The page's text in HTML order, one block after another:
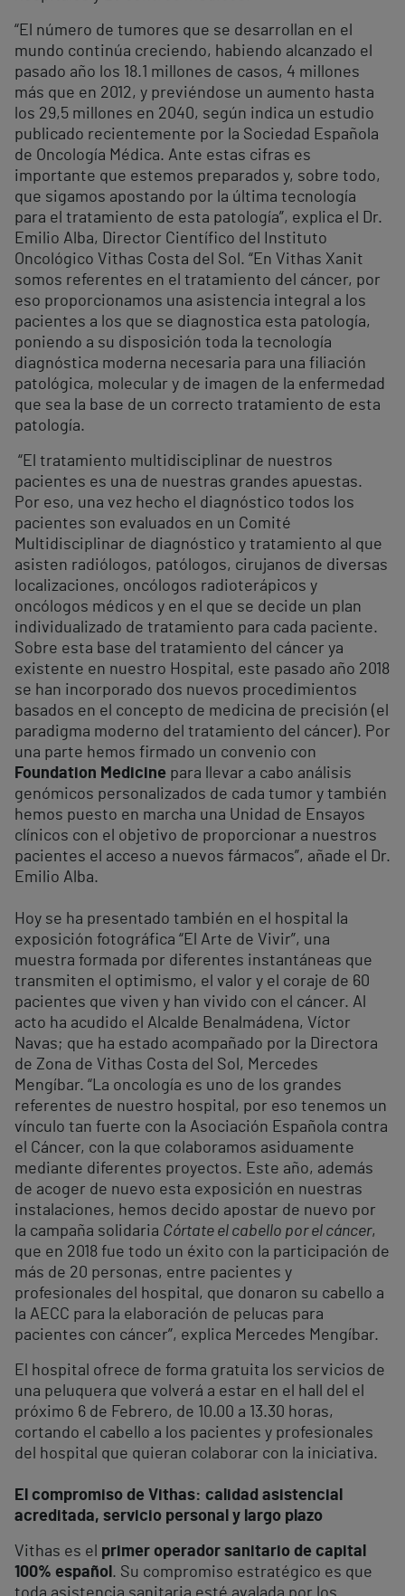
“El número de tumores que se desarrollan en el
mundo continúa creciendo, habiendo alcanzado el
pasado año los 18.1 millones de casos, 4 millones
más que en 2012, y previéndose un aumento hasta
los 29,5 millones en 2040, según indica un estudio
publicado recientemente por la Sociedad Española
de Oncología Médica. Ante estas cifras es
importante que estemos preparados y, sobre todo,
que sigamos apostando por la última tecnología
para el tratamiento de esta patología”, explica el Dr.
Emilio Alba, Director Científico del Instituto
Oncológico Vithas Costa del Sol. “En Vithas Xanit
somos referentes en el tratamiento del cáncer, por
eso proporcionamos una asistencia integral a los
pacientes a los que se diagnostica esta patología,
poniendo a su disposición toda la tecnología
diagnóstica moderna necesaria para una filiación
patológica, molecular y de imagen de la enfermedad
que sea la base de un correcto tratamiento de esta
patología.
“El tratamiento multidisciplinar de nuestros
pacientes es una de nuestras grandes apuestas.
Por eso, una vez hecho el diagnóstico todos los
pacientes son evaluados en un Comité
Multidisciplinar de diagnóstico y tratamiento al que
asisten radiólogos, patólogos, cirujanos de diversas
localizaciones, oncólogos radioterápicos y
oncólogos médicos y en el que se decide un plan
individualizado de tratamiento para cada paciente.
Sobre esta base del tratamiento del cáncer ya
existente en nuestro Hospital, este pasado año 2018
se han incorporado dos nuevos procedimientos
basados en el concepto de medicina de precisión (el
paradigma moderno del tratamiento del cáncer). Por
una parte hemos firmado un convenio con
Foundation Medicine para llevar a cabo análisis
genómicos personalizados de cada tumor y también
hemos puesto en marcha una Unidad de Ensayos
clínicos con el objetivo de proporcionar a nuestros
pacientes el acceso a nuevos fármacos”, añade el Dr.
Emilio Alba.
Hoy se ha presentado también en el hospital la
exposición fotográfica “El Arte de Vivir”, una
muestra formada por diferentes instantáneas que
transmiten el optimismo, el valor y el coraje de 60
pacientes que viven y han vivido con el cáncer. Al
acto ha acudido el Alcalde Benalmádena, Víctor
Navas; que ha estado acompañado por la Directora
de Zona de Vithas Costa del Sol, Mercedes
Mengíbar. “La oncología es uno de los grandes
referentes de nuestro hospital, por eso tenemos un
vínculo tan fuerte con la Asociación Española contra
el Cáncer, con la que colaboramos asiduamente
mediante diferentes proyectos. Este año, además
de acoger de nuevo esta exposición en nuestras
instalaciones, hemos decido apostar de nuevo por
la campaña solidaria Córtate el cabello por el cáncer,
que en 2018 fue todo un éxito con la participación de
más de 20 personas, entre pacientes y
profesionales del hospital, que donaron su cabello a
la AECC para la elaboración de pelucas para
pacientes con cáncer”, explica Mercedes Mengíbar.
El hospital ofrece de forma gratuita los servicios de
una peluquera que volverá a estar en el hall del el
próximo 6 de Febrero, de 10.00 a 13.30 horas,
cortando el cabello a los pacientes y profesionales
del hospital que quieran colaborar con la iniciativa.
El compromiso de Vithas: calidad asistencial
acreditada, servicio personal y largo plazo
Vithas es el primer operador sanitario de capital
100% español . Su compromiso estratégico es que